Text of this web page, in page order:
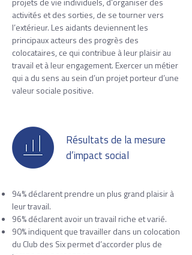
activités et des sorties, de se tourner vers
l’extérieur. Les aidants deviennent les
principaux acteurs des progrès des
colocataires, ce qui contribue à leur plaisir au
travail et à leur engagement. Exercer un métier
qui a du sens au sein d’un projet porteur d’une
valeur sociale positive.
Résultats de la mesure
d’impact social
94% déclarent prendre un plus grand plaisir à
leur travail.
​96% déclarent avoirun travail riche et varié.
90% indiquent que travailler dans un colocation
du Club des Six permet d’accorder plus de